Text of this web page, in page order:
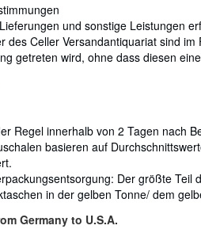
und sonstige Leistungen
des Celler Versandantiquariat sind
getreten wird, ohne dass diesen
Regel innerhalb von 2 Tagen nach
basieren auf
Der größte
in der gelben Tonne/ dem
Germany to U.S.A.